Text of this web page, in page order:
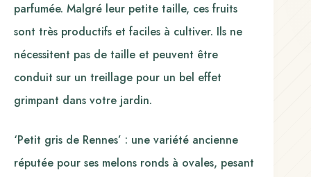
parfumée. Malgré leur petite taille, ces fruits
sont très productifs et faciles à cultiver. Ils ne
nécessitent pas de taille et peuvent être
conduit sur un treillage pour un bel effet
grimpant dans votre jardin.
‘Petit gris de Rennes’ : une variété ancienne
réputée pour ses melons ronds à ovales, pesant